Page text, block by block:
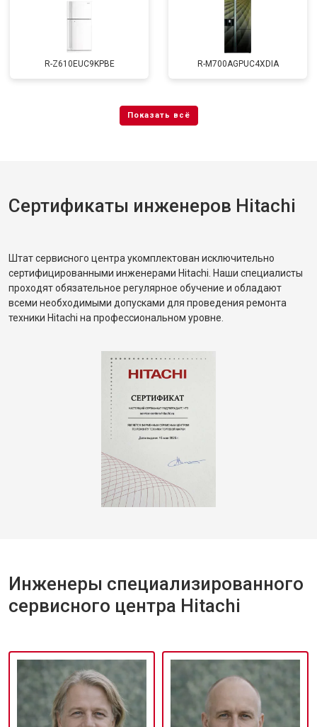
R-Z610EUC9KPBE R-M700AGPUC4XDIA
Сертификаты инженеров Hitachi
Штат сервисного центра укомплектован исключительно
сертифицированными инженерами Hitachi. Наши специалисты
проходят обязательное регулярное обучение и обладают
всеми необходимыми допусками для проведения ремонта
техники Hitachi на профессиональном уровне.
Инженеры специализированного
сервисного центра Hitachi